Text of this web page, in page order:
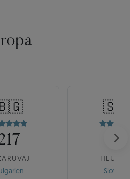
217
🇸🇰
175
HEUREKA
Slowakei